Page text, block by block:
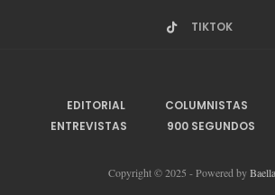
TIKTOK
EDITORIAL COLUMNISTAS
ENTREVISTAS
900 SEGUNDOS
Copyright © 2025 - Powered by